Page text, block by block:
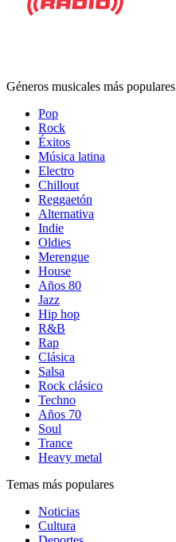
Géneros musicales más populares
Pop
Rock
Éxitos
Música latina
Electro
Chillout
Reggaetón
Alternativa
Indie
Oldies
Merengue
House
Años 80
Jazz
Hip hop
R&B
Rap
Clásica
Salsa
Rock clásico
Techno
Años 70
Soul
Trance
Heavy metal
Temas más populares
Noticias
Cultura